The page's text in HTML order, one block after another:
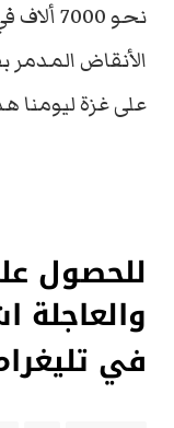
نحو
الأنقاض المدمر
على غزة ليومنا
للحصول
في